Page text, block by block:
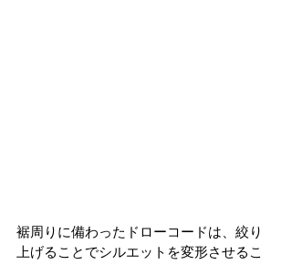
裾周りに備わったドローコードは、絞り
上げることでシルエットを変形させるこ